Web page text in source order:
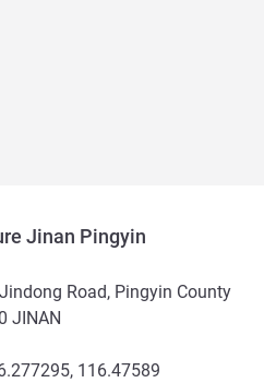
Jinan Pingyin
Road, Pingyin County
JINAN
116.47589